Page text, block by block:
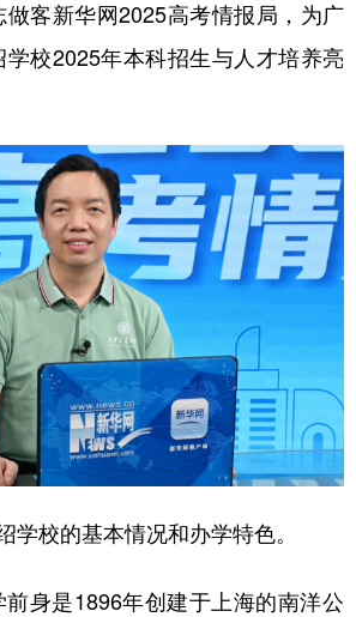
带一路 亚太网 上市公司
天津 河北 山西
吉林 上海 江苏
安徽 福建
河南 湖北 湖南
广西 海南 重庆
贵州 云南 西藏
客新华网2025高考情报局，为广
校2025年本科招生与人才培养亮
学校的基本情况和办学特色。
身是1896年创建于上海的南洋公